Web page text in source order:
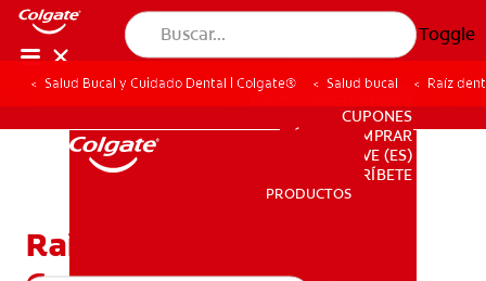
Toggle
PRODUCTOS
PARA PROFESIONALES
CUPONES
DÓNDE COMPRAR
VE (ES)
SUSCRÍBETE
PRODUCTOS
Salud Bucal y Cuidado Dental | Colgate® Salud bucal Raíz
Raíz dental expuesta: